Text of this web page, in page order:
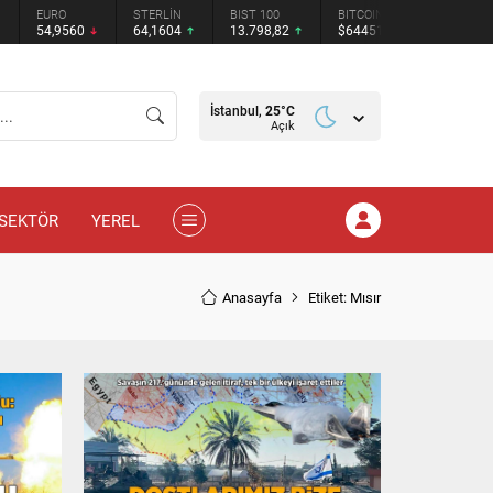
STERLİN
64,1604
BIST 100
13.798,82
BITCOIN
$64451
ETHEREUM
$1907.5
İstanbul, 25°C
Açık
YEREL
Anasayfa Etiket: Mısır